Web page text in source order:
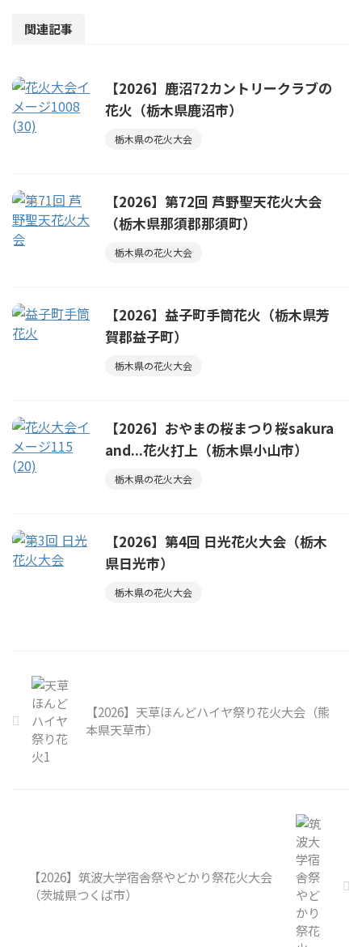
関連記事
【2026】鹿沼72カントリークラブの
花火（栃木県鹿沼市）
栃木県の花火大会
【2026】第72回 芦野聖天花火大会
（栃木県那須郡那須町）
栃木県の花火大会
【2026】益子町手筒花火（栃木県芳
賀郡益子町）
栃木県の花火大会
【2026】おやまの桜まつり桜sakura
and...花火打上（栃木県小山市）
栃木県の花火大会
【2026】第4回 日光花火大会（栃木
県日光市）
栃木県の花火大会
【2026】天草ほんどハイヤ祭り花火大会（熊
本県天草市）
【2026】筑波大学宿舎祭やどかり祭花火大会
（茨城県つくば市）